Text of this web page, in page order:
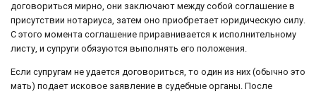
договориться мирно, они заключают между собой соглашение в
присутствии нотариуса, затем оно приобретает юридическую силу.
С этого момента соглашение приравнивается к исполнительному
листу, и супруги обязуются выполнять его положения.
Если супругам не удается договориться, то один из них (обычно это
мать) подает исковое заявление в судебные органы. После